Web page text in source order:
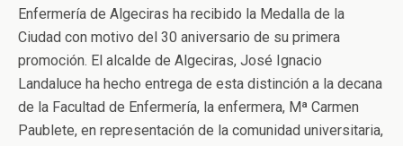
Enfermería de Algeciras ha recibido la Medalla de la
Ciudad con motivo del 30 aniversario de su primera
promoción. El alcalde de Algeciras, José Ignacio
Landaluce ha hecho entrega de esta distinción a la decana
de la Facultad de Enfermería, la enfermera, Mª Carmen
Paublete, en representación de la comunidad universitaria,